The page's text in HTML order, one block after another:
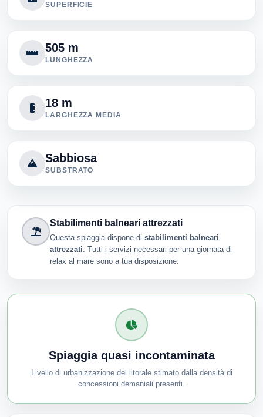
SUPERFICIE
505 m
LUNGHEZZA
18 m
LARGHEZZA MEDIA
Sabbiosa
SUBSTRATO
Stabilimenti balneari attrezzati
Questa spiaggia dispone di stabilimenti balneari
attrezzati. Tutti i servizi necessari per una giornata di
relax al mare sono a tua disposizione.
Spiaggia quasi incontaminata
Livello di urbanizzazione del litorale stimato dalla densità di
concessioni demaniali presenti.